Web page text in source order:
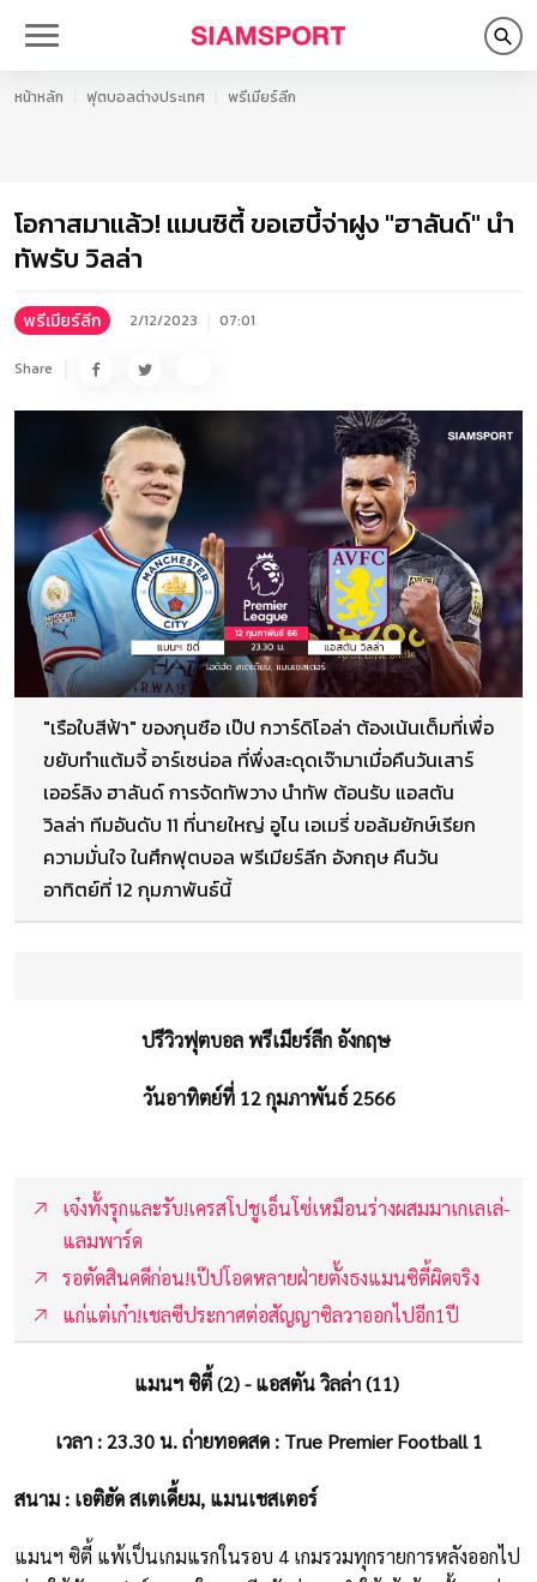
หน้าหลัก ฟุตบอลต่างประเทศ พรีเมียร์ลีก
โอกาสมาแล้ว! แมนซิตี้ ขอเฮบี้จ่าฝูง "ฮาลันด์" นำ
ทัพรับ วิลล่า
พรีเมียร์ลีก 2/12/2023 07:01
Share
"เรือใบสีฟ้า" ของกุนซือ เป๊ป กวาร์ดิโอล่า ต้องเน้นเต็มที่เพื่อ
ขยับทำแต้มจี้ อาร์เซน่อล ที่พึ่งสะดุดเจ๊ามาเมื่อคืนวันเสาร์
เออร์ลิง ฮาลันด์ การจัดทัพวาง นำทัพ ต้อนรับ แอสตัน
วิลล่า ทีมอันดับ 11 ที่นายใหญ่ อูไน เอเมรี่ ขอล้มยักษ์เรียก
ความมั่นใจ ในศึกฟุตบอล พรีเมียร์ลีก อังกฤษ คืนวัน
อาทิตย์ที่ 12 กุมภาพันธ์นี้
ปรีวิวฟุตบอล พรีเมียร์ลีก อังกฤษ
วันอาทิตย์ที่ 12 กุมภาพันธ์ 2566
เจ๋งทั้งรุกและรับ!เครสโปชูเอ็นโซ่เหมือนร่างผสมมาเกเลเล่-
แลมพาร์ด
รอตัดสินคดีก่อน!เป๊ปโอดหลายฝ่ายตั้งธงแมนซิตี้ผิดจริง
แก่แต่เก๋า!เชลซีประกาศต่อสัญญาซิลวาออกไปอีก1ปี
แมนฯ ซิตี้ (2) - แอสตัน วิลล่า (11)
เวลา : 23.30 น. ถ่ายทอดสด : True Premier Football 1
สนาม : เอติฮัด สเตเดี้ยม, แมนเชสเตอร์
แมนฯ ซิตี้ แพ้เป็นเกมแรกในรอบ 4 เกมรวมทุกรายการหลังออกไป